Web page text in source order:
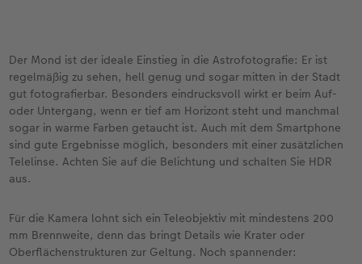
Der Mond ist der ideale Einstieg in die Astrofotografie: Er ist
regelmäßig zu sehen, hell genug und sogar mitten in der Stadt
gut fotografierbar. Besonders eindrucksvoll wirkt er beim Auf-
oder Untergang, wenn er tief am Horizont steht und manchmal
sogar in warme Farben getaucht ist. Auch mit dem Smartphone
sind gute Ergebnisse möglich, besonders mit einer zusätzlichen
Telelinse. Achten Sie auf die Belichtung und schalten Sie HDR
aus.
Für die Kamera lohnt sich ein Teleobjektiv mit mindestens 200
mm Brennweite, denn das bringt Details wie Krater oder
Oberflächenstrukturen zur Geltung. Noch spannender: